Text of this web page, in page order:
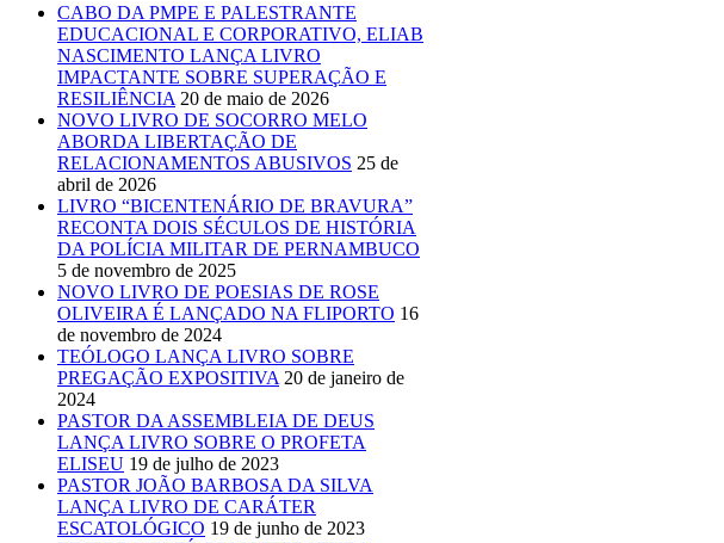
CABO DA PMPE E PALESTRANTE
EDUCACIONAL E CORPORATIVO, ELIAB
NASCIMENTO LANÇA LIVRO
IMPACTANTE SOBRE SUPERAÇÃO E
RESILIÊNCIA 20 de maio de 2026
NOVO LIVRO DE SOCORRO MELO
ABORDA LIBERTAÇÃO DE
RELACIONAMENTOS ABUSIVOS 25 de
abril de 2026
LIVRO “BICENTENÁRIO DE BRAVURA”
RECONTA DOIS SÉCULOS DE HISTÓRIA
DA POLÍCIA MILITAR DE PERNAMBUCO
5 de novembro de 2025
NOVO LIVRO DE POESIAS DE ROSE
OLIVEIRA É LANÇADO NA FLIPORTO 16
de novembro de 2024
TEÓLOGO LANÇA LIVRO SOBRE
PREGAÇÃO EXPOSITIVA 20 de janeiro de
2024
PASTOR DA ASSEMBLEIA DE DEUS
LANÇA LIVRO SOBRE O PROFETA
ELISEU 19 de julho de 2023
PASTOR JOÃO BARBOSA DA SILVA
LANÇA LIVRO DE CARÁTER
ESCATOLÓGICO 19 de junho de 2023